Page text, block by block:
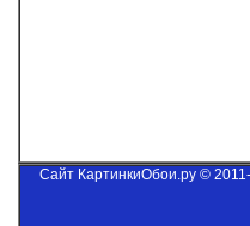
Сайт КартинкиОбои.ру ©